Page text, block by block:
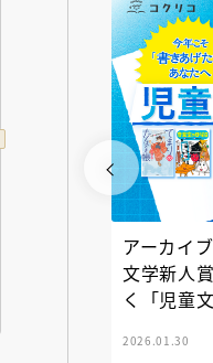
アーカイ
文学新人
く「児童
2026.01.30